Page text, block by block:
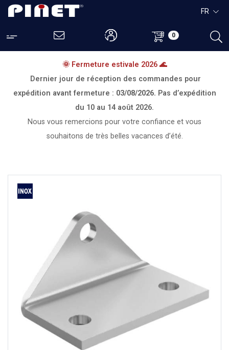
0
FR
🌞 Fermeture estivale 2026 🌊
Dernier jour de réception des commandes pour
expédition avant fermeture : 03/08/2026. Pas d’expédition
du 10 au 14 août 2026.
Nous vous remercions pour votre confiance et vous
souhaitons de très belles vacances d’été.